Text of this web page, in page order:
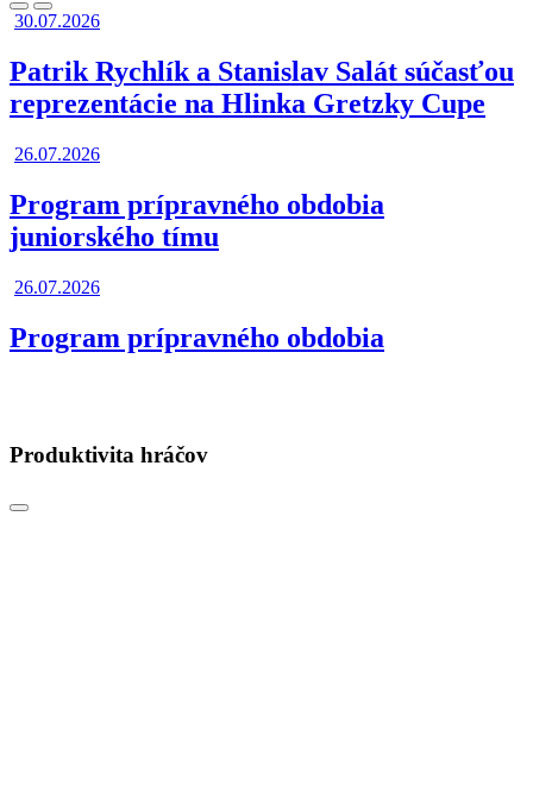
Posunúť
doľava
Posunúť
doprava
30.07.2026
Patrik Rychlík a Stanislav Salát súčasťou
reprezentácie na Hlinka Gretzky Cupe
26.07.2026
Program prípravného obdobia
juniorského tímu
26.07.2026
Program prípravného obdobia
Produktivita hráčov
Posunúť